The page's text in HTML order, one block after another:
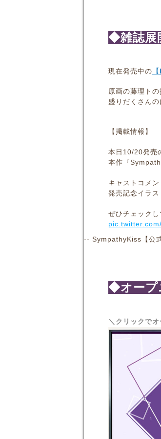
◆雑誌
現在発売中の
原画の藤理ト
盛りだくさんの
【掲載情報】
本日10/20発売
本作『
キャストコメ
発売記念イラス
ぜひチェックし
-- SympathyKiss【公
◆オープ
＼クリックで